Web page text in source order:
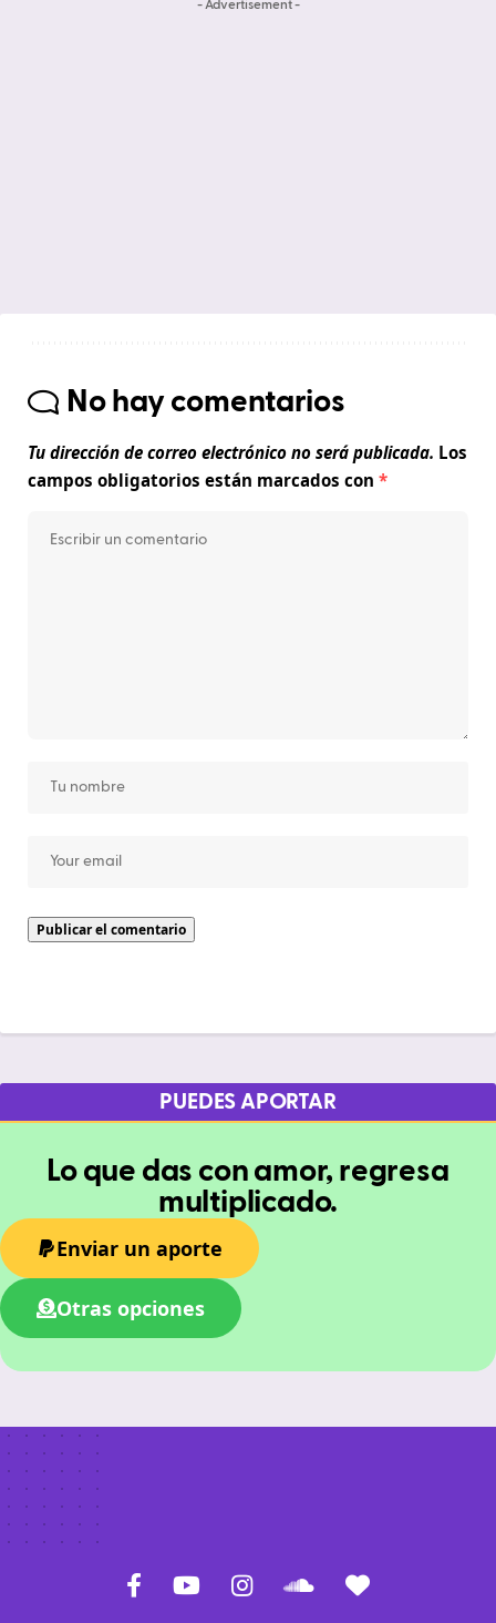
- Advertisement -
No hay comentarios
Tu dirección de correo electrónico no será publicada. Los
campos obligatorios están marcados con *
PUEDES APORTAR
Lo que das con amor, regresa
multiplicado.
Enviar un aporte
Otras opciones